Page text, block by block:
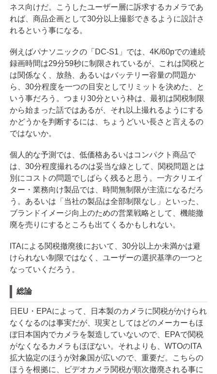
ネス向けだ。こうしたユーザー層に訴求するカメラであ
れば、商品企画として30分以上撮影できるように設計さ
れるという事になる。
例えばパナソニックの「DC-S1」では、4K/60pでの連続
録画時間は29分59秒に制限されているが、これは関税と
は関係なく、放熱、あるいはバッテリー容量の問題か
ら、30分程度を一つの目安としてリミットを決めた、と
いう事だろう。つまり30分という枠は、最初は関税制限
から始まった話ではあるが、それ以上撮れるようにする
かどうかを判断するには、ちょうどいい長さと言えるの
ではないか。
個人的な予測では、低価格あるいはコンパクト商品で
は、30分程度撮れるのは妥当な線として、関税問題とは
別にコストの問題でしばらく残ると思う。一方クリエイ
ター・業務向け製品では、時間無制限が主流になるだろ
う。あるいは「当社の製品は全部制限なし」といった、
ブランドイメージ向上のための営業戦略として、機能撤
廃を売りにするところも出てくるかもしれない。
ITAによる関税撤廃後において、30分以上か未満かは避
けられない制限ではなく、ユーザーの選択基準の一つと
なっていくだろう。
総論
日EU・EPAによって、日本製のカメラに関税がかけられ
なくなるのは事実だが、現実としてはどのメーカーもほ
ぼ日本国内でカメラを製造していないので、EPAで関税
がなくなるカメラもほぼない。それよりも、WTOのITA
拡大協定のほうが対象国が広いので、重要だ。こちらの
ほうを根拠に、ビデオカメラ関税が順次撤廃される事に